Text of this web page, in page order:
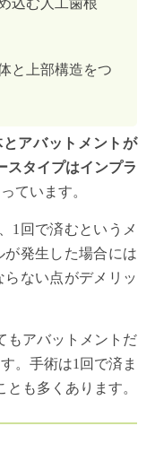
と上部構造をつ
アバットメントが
スタイプはインプラ
ています。
1回で済むというメ
が発生した場合には
ない点がデメリッ
もアバットメントだ
。手術は1回で済ま
も多くあります。